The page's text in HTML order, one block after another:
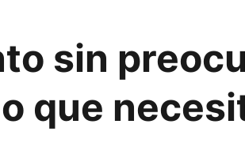
sin
que